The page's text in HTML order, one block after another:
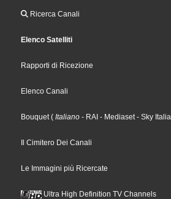
Ricerca Canali
Elenco Satelliti
Rapporti di Ricezione
Elenco Canali
Bouquet ( Italiano - RAI - Mediaset - Sky Italia
Il Cimitero Dei Canali
Le Immagini più Ricercate
Ultra High Definition TV Channels